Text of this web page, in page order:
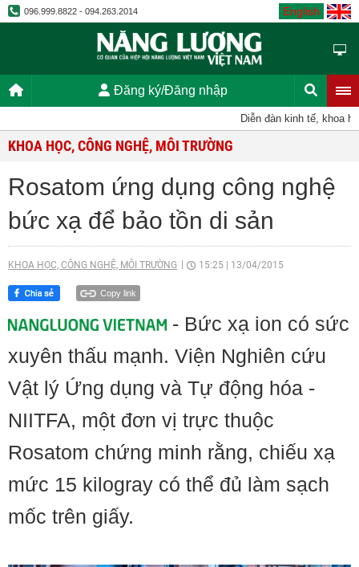
096.999.8822 - 094.263.2014 English
Đăng ký/Đăng nhập
Diễn đàn kinh tế, khoa
KHOA HỌC, CÔNG NGHỆ, MÔI TRƯỜNG
Rosatom ứng dụng công nghệ
bức xạ để bảo tồn di sản
KHOA HỌC, CÔNG NGHỆ, MÔI TRƯỜNG 15:25 13/04/2015
Copy link
- Bức xạ ion có sức
xuyên thấu mạnh. Viện Nghiên cứu
Vật lý Ứng dụng và Tự động hóa -
NIITFA, một đơn vị trực thuộc
Rosatom chứng minh rằng, chiếu xạ
mức 15 kilogray có thể đủ làm sạch
mốc trên giấy.